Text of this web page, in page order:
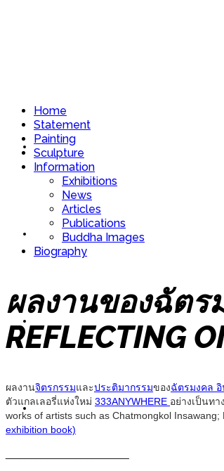
Home
Statement
Sculpture
Home
Statement
Painting
Sculpture
Information
Exhibitions
News
Articles
Publications
Buddha Images
Biography
ผลงานของฉัตร
REFLECTING
ผลงานจิตรกรรมและประติมากรรมของฉัตรมงคล อิ
ตัวแกลเลอรี่แห่งใหม่ 333ANYWHERE อย่างเป็นทา
works of artists such as Chatmongkol
exhibition book)